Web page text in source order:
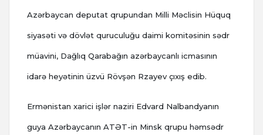
Azərbaycan deputat qrupundan Milli Məclisin Hüquq
siyasəti və dövlət quruculuğu daimi komitəsinin sədr
müavini, Dağlıq Qarabağın azərbaycanlı icmasının
idarə heyətinin üzvü Rövşən Rzayev çıxış edib.
Ermənistan xarici işlər naziri Edvard Nalbandyanın
guya Azərbaycanın ATƏT-in Minsk qrupu həmsədr